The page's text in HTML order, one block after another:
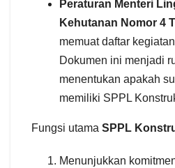
Peraturan Menteri
Kehutanan Nomor 4
memuat daftar
Dokumen ini menjadi
menentukan apakah
memiliki SPPL
Fungsi utama SPPL
Menunjukkan